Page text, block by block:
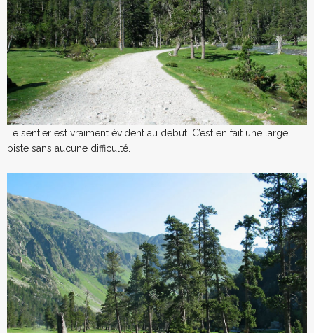
Le sentier est vraiment évident au début. C’est en fait une large
piste sans aucune difficulté.